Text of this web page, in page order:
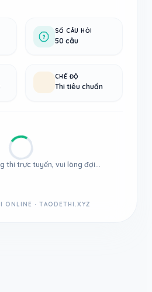
SỐ CÂU HỎI
50 câu
CHẾ ĐỘ
Thi tiêu chuẩn
thi trực tuyến, vui lòng đợi...
ONLINE · TAODETHI.XYZ